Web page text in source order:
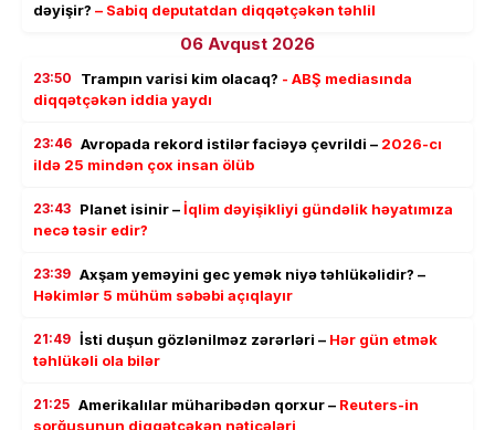
dəyişir? – Sabiq deputatdan diqqətçəkən təhlil
06 Avqust 2026
23:50 Trampın varisi kim olacaq? - ABŞ mediasında
diqqətçəkən iddia yaydı
23:46 Avropada rekord istilər faciəyə çevrildi – 2026-cı
ildə 25 mindən çox insan ölüb
23:43 Planet isinir –İqlim dəyişikliyi gündəlik həyatımıza
necə təsir edir?
23:39 Axşam yeməyini gec yemək niyə təhlükəlidir? –
Həkimlər 5 mühüm səbəbi açıqlayır
21:49 İsti duşun gözlənilməz zərərləri – Hər gün etmək
təhlükəli ola bilər
21:25 Amerikalılar müharibədən qorxur – Reuters-in
sorğusunun diqqətçəkən nəticələri